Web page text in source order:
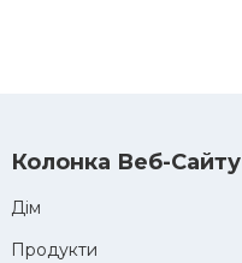
Колонка Веб-Сайту
Дім
Продукти